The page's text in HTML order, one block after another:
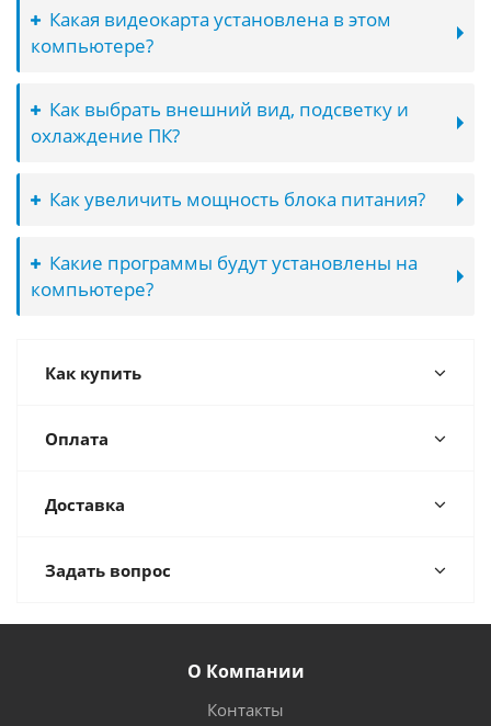
Какая видеокарта установлена в этом
компьютере?
Как выбрать внешний вид, подсветку и
охлаждение ПК?
Как увеличить мощность блока питания?
Какие программы будут установлены на
компьютере?
Как купить
Оплата
Доставка
Задать вопрос
О Компании
Контакты